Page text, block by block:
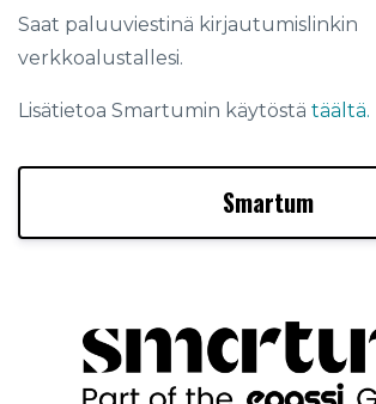
Saat paluuviestinä kirjautumislinkin
verkkoalustallesi.
Lisätietoa Smartumin käytöstä täältä.
Smartum